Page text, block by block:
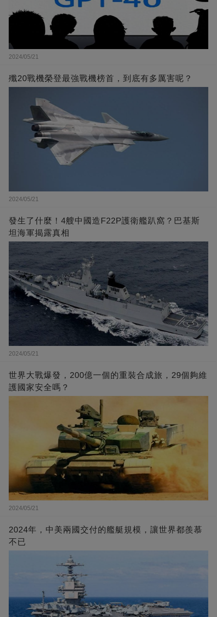
2024/05/21
殲20戰機榮登最強戰機榜首，到底有多厲害呢？
2024/05/21
發生了什麼！4艘中國造F22P護衛艦趴窩？巴基斯
坦海軍揭露真相
2024/05/21
世界大戰爆發，200億一個的重裝合成旅，29個夠維
護國家安全嗎？
2024/05/21
2024年，中美兩國交付的艦艇規模，讓世界都羨慕
不已